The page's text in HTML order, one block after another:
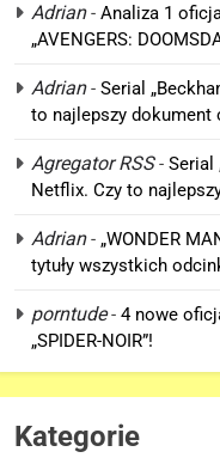
Adrian-Analiza 1
„AVENGERS:
Adrian-Serial
to najlepszy dokument
Agregator RSS-Serial
Netflix. Czy to
Adrian- „WONDER
tytuły wszystkich
porntude-4 nowe
„SPIDER-NOIR”!
Kategorie